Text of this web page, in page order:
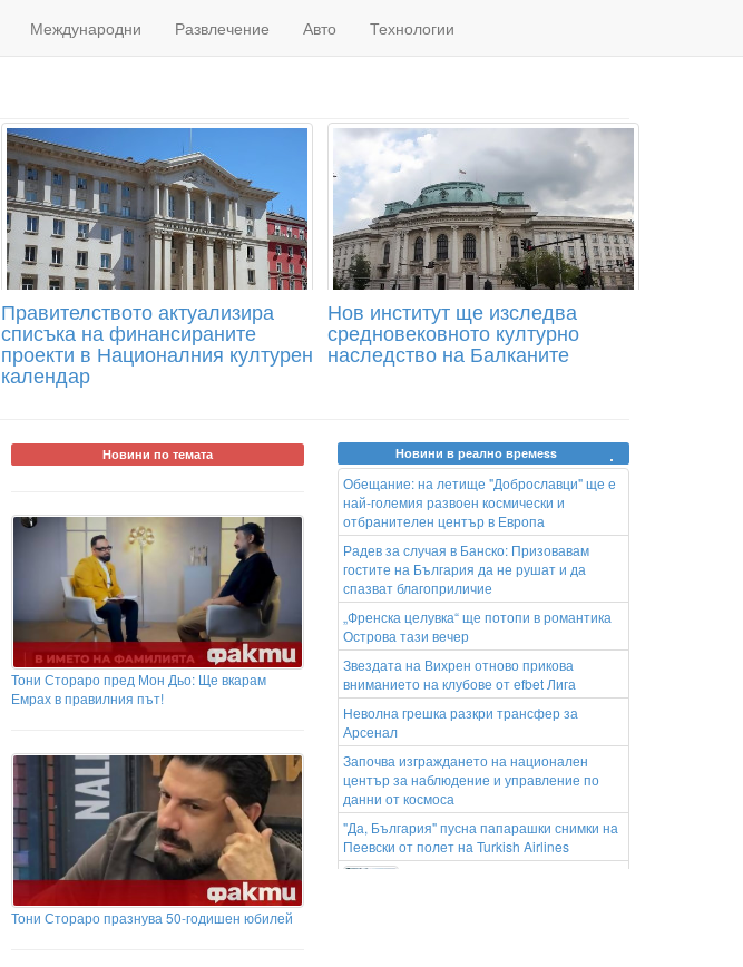
Международни Развлечение Авто Технологии
Правителството актуализира
списъка на финансираните
проекти в Националния културен
календар
Нов институт ще изследва
средновековното културно
наследство на Балканите
Новини по темата
Тони Стораро пред Мон Дьо: Ще вкарам
Емрах в правилния път!
Тони Стораро празнува 50-годишен юбилей
Новини в реално времеss
Обещание: на летище "Доброславци" ще е
най-големия развоен космически и
отбранителен център в Европа
Радев за случая в Банско: Призовавам
гостите на България да не рушат и да
спазват благоприличие
„Френска целувка“ ще потопи в романтика
Острова тази вечер
Звездата на Вихрен отново прикова
вниманието на клубове от еfbet Лига
Неволна грешка разкри трансфер за
Арсенал
Започва изграждането на национален
център за наблюдение и управление по
данни от космоса
"Да, България" пусна папарашки снимки на
Пеевски от полет на Turkish Airlines